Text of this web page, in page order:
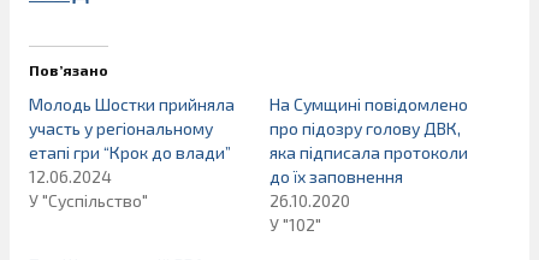
Пов’язано
Молодь Шостки прийняла
участь у регіональному
етапі гри “Крок до влади”
12.06.2024
У "Суспільство"
На Сумщині повідомлено
про підозру голову ДВК,
яка підписала протоколи
до їх заповнення
26.10.2020
У "102"